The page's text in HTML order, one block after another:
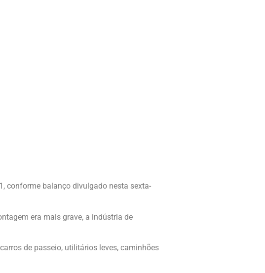
conforme balanço divulgado nesta sexta-
era mais grave, a indústria de
de passeio, utilitários leves, caminhões